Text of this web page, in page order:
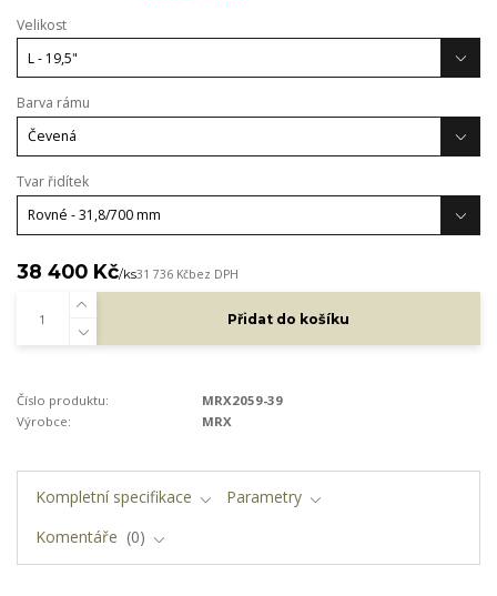
Velikost
Barva rámu
Tvar řidítek
38 400 Kč/ks31 736 Kčbez DPH
Přidat do košíku
Číslo produktu:
MRX2059-39
Výrobce:
MRX
Kompletní specifikace
Parametry
Komentáře
0